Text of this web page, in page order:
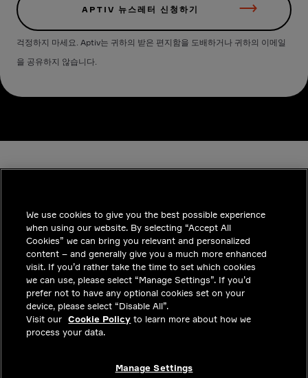
APTIV 뉴스레터 신청하기
걱정하지 마세요. Aptiv는 귀하의 받은 편지함을 도배하거나 귀하의 이메일
을 공유하지 않습니다.
INDUSTRIES
통찰력
솔루션
커리어
투자자
We use cookies to give you the best possible experience
when using our website. By selecting “Accept All
Cookies” we can bring you relevant and personalized
content – and generally give you a much more enhanced
visit. If you’d rather take the time to set which cookies
we can use, please select “Manage Settings”. If you’d
prefer not to have any optional cookies set on your
device, please select “Disable All”.
Visit our Cookie Policy to learn more about how we
process your data.
Manage Settings